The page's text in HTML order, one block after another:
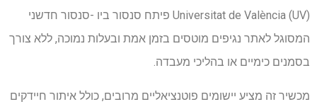
Universitat de València (UV) פיתח סנסור ביו -סנסור חדשני
המסוגל לאתר נגיפים מוטסים בזמן אמת ובעלות נמוכה, ללא צורך
בסמנים כימיים או בהליכי מעבדה.
מכשיר זה מציע יישומים פוטנציאליים מרובים, כולל איתור חיידקים